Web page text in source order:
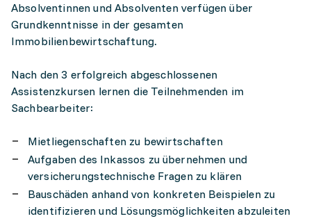
Absolventinnen und Absolventen verfügen über
Grundkenntnisse in der gesamten
Immobilienbewirtschaftung.
Nach den 3 erfolgreich abgeschlossenen
Assistenzkursen lernen die Teilnehmenden im
Sachbearbeiter:
Mietliegenschaften zu bewirtschaften
Aufgaben des Inkassos zu übernehmen und
versicherungstechnische Fragen zu klären
Bauschäden anhand von konkreten Beispielen zu
identifizieren und Lösungsmöglichkeiten abzuleiten